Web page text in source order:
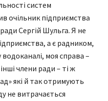
систем
очільник підприємства
Сергій Шульга. Я не
а є радником,
моя справа –
члени ради – ті ж
які й так отримують
не витрачається